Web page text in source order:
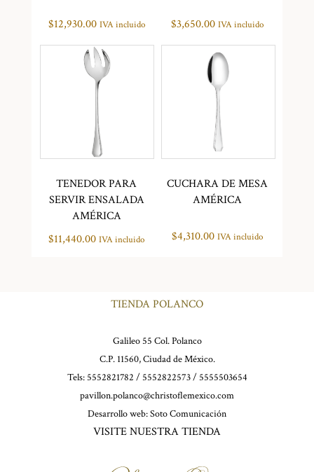
$12,930.00 IVA incluido $3,650.00 IVA incluido
TENEDOR PARA
SERVIR ENSALADA
AMÉRICA
$11,440.00 IVA incluido
CUCHARA DE MESA
AMÉRICA
$4,310.00 IVA incluido
TIENDA POLANCO
Galileo 55 Col. Polanco
C.P. 11560, Ciudad de México.
Tels: 5552821782 / 5552822573 / 5555503654
pavillon.polanco@christoflemexico.com
Desarrollo web:Soto Comunicación
VISITE NUESTRA TIENDA